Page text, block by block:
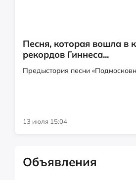
Песня, которая вошла в
рекордов Гиннеса...
Предыстория песни
13 июля 15:04
Объявления